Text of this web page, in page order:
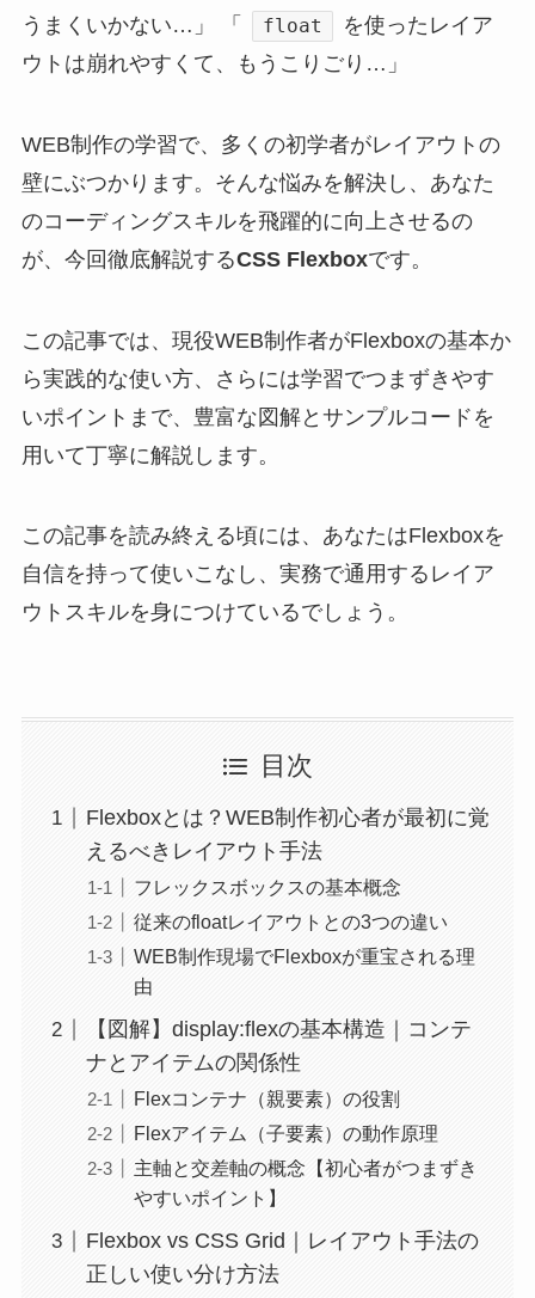
うまくいかない…」 「
float
を使ったレイア
ウトは崩れやすくて、もうこりごり…」
WEB制作の学習で、多くの初学者がレイアウトの
壁にぶつかります。そんな悩みを解決し、あなた
のコーディングスキルを飛躍的に向上させるの
が、今回徹底解説するCSS Flexboxです。
この記事では、現役WEB制作者がFlexboxの基本か
ら実践的な使い方、さらには学習でつまずきやす
いポイントまで、豊富な図解とサンプルコードを
用いて丁寧に解説します。
この記事を読み終える頃には、あなたはFlexboxを
自信を持って使いこなし、実務で通用するレイア
ウトスキルを身につけているでしょう。
目次
Flexboxとは？WEB制作初心者が最初に覚
えるべきレイアウト手法
フレックスボックスの基本概念
従来のfloatレイアウトとの3つの違い
WEB制作現場でFlexboxが重宝される理
由
【図解】display:flexの基本構造｜コンテ
ナとアイテムの関係性
Flexコンテナ（親要素）の役割
Flexアイテム（子要素）の動作原理
主軸と交差軸の概念【初心者がつまずき
やすいポイント】
Flexbox vs CSS Grid｜レイアウト手法の
正しい使い分け方法